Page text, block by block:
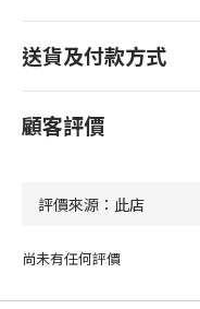
送貨及付款方式
顧客評價
尚未有任何評價